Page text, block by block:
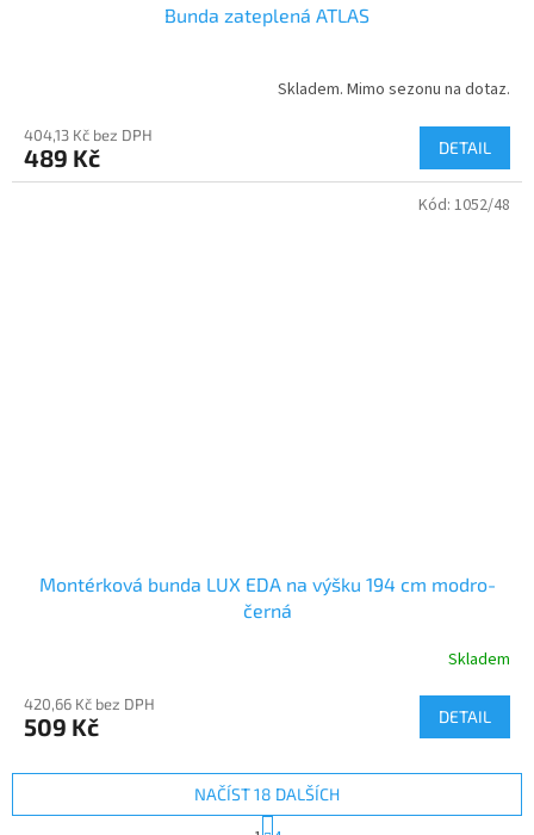
Bunda zateplená ATLAS
Skladem. Mimo sezonu na dotaz.
404,13 Kč bez DPH
489 Kč DETAIL
Montérková bunda LUX EDA na výšku 194 cm modro-
černá
Skladem
420,66 Kč bez DPH
509 Kč DETAIL
Kód: 1052/48
NAČÍST 18 DALŠÍCH